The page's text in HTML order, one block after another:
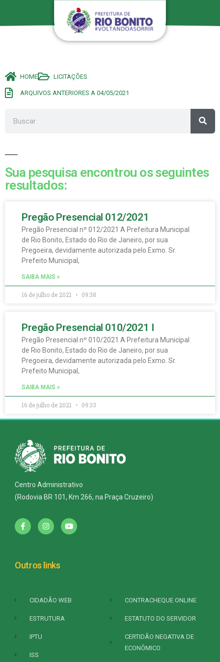
HOME LICITAÇÕES
ARQUIVOS ANTERIORES A 04/05/2021
Sua pesquisa encontrou os seguintes
resultados:
Pregão Presencial 012/2021
Pregão Presencial nº 012/2021 A Prefeitura Municipal
de Rio Bonito, Estado do Rio de Janeiro, por sua
Pregoeira, devidamente autorizada pelo Exmo. Sr.
Prefeito Municipal,
SAIBA MAIS »
16 de julho de 2021 09:38
Pregão Presencial 010/2021 I
Pregão Presencial nº 010/2021 A Prefeitura Municipal
de Rio Bonito, Estado do Rio de Janeiro, por sua
Pregoeira, devidamente autorizada pelo Exmo. Sr.
Prefeito Municipal,
SAIBA MAIS »
16 de julho de 2021 09:33
Centro Administrativo
(Rodovia BR 101, Km 266, na Praça Cruzeiro)
Outros links
CIDADÃO WEB
ESTRUTURA
IPTU
ISS
CONTRACHEQUE ONLINE
ESTATUTO DO SERVIDOR
CERTIDÃO NEGATIVA DE
ECONÔMICO